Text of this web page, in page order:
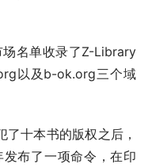
名单收录了Z-Library
以及b-ok.org三个域
十本书的版权之后，
布了一项命令，在印